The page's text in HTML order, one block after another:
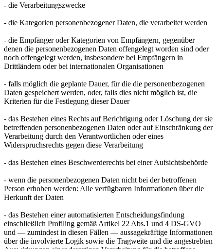
- die Verarbeitungszwecke
- die Kategorien personenbezogener Daten, die verarbeitet werden
- die Empfänger oder Kategorien von Empfängern, gegenüber
denen die personenbezogenen Daten offengelegt worden sind oder
noch offengelegt werden, insbesondere bei Empfängern in
Drittländern oder bei internationalen Organisationen
- falls möglich die geplante Dauer, für die die personenbezogenen
Daten gespeichert werden, oder, falls dies nicht möglich ist, die
Kriterien für die Festlegung dieser Dauer
- das Bestehen eines Rechts auf Berichtigung oder Löschung der sie
betreffenden personenbezogenen Daten oder auf Einschränkung der
Verarbeitung durch den Verantwortlichen oder eines
Widerspruchsrechts gegen diese Verarbeitung
- das Bestehen eines Beschwerderechts bei einer Aufsichtsbehörde
- wenn die personenbezogenen Daten nicht bei der betroffenen
Person erhoben werden: Alle verfügbaren Informationen über die
Herkunft der Daten
- das Bestehen einer automatisierten Entscheidungsfindung
einschließlich Profiling gemäß Artikel 22 Abs.1 und 4 DS-GVO
und — zumindest in diesen Fällen — aussagekräftige Informationen
über die involvierte Logik sowie die Tragweite und die angestrebten